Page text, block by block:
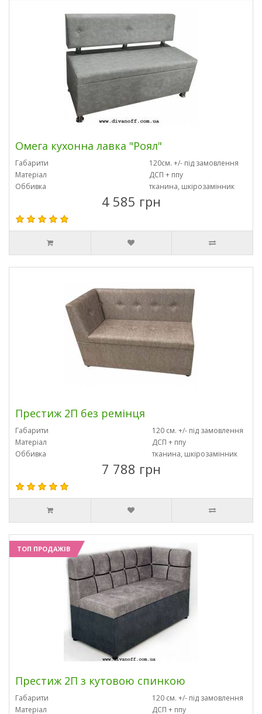
Омега кухонна лавка "Роял"
Габарити
120см. +/- під замовлення
Матеріал
ДСП + ппу
Оббивка
тканина, шкірозамінник
4 585 грн
Престиж 2П без ремінця
Габарити
120 см. +/- під замовлення
Матеріал
ДСП + ппу
Оббивка
тканина, шкірозамінник
7 788 грн
ТОП ПРОДАЖІВ
Престиж 2П з кутовою спинкою
Габарити
120 см. +/- під замовлення
Матеріал
ДСП + ппу